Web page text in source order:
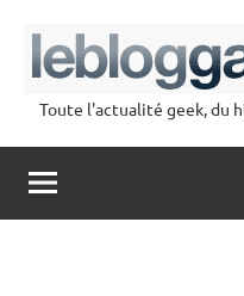
contenu
lebloggadget
Toute l'actualité geek, du